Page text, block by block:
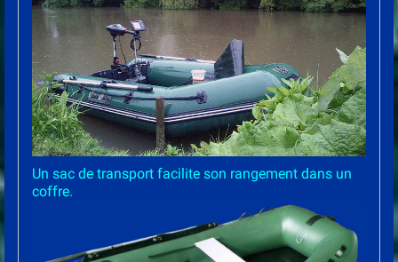
Un sac de transport facilite son rangement dans un
coffre.